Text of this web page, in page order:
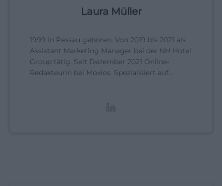
Laura Müller
1999 in Passau geboren. Von 2019 bis 2021 als
Assistant Marketing Manager bei der NH Hotel
Group tätig. Seit Dezember 2021 Online-
Redakteurin bei Moxios. Spezialisiert auf